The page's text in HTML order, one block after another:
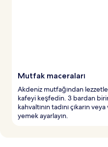
Mutfak maceraları
Akdeniz mutfağından
kafeyi keşfedin. 3 bardan
kahvaltının tadını çıkarın
yemek ayarlayın.